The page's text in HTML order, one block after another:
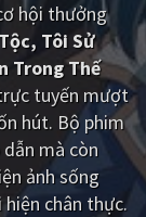
Kông
hội thưởng
Tôi Sử
Trong Thế
tuyến mượt
hút. Bộ phim
mà còn
ảnh sống
chân thực.